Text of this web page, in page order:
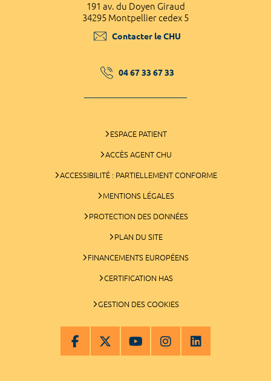
191 av. du Doyen Giraud
34295 Montpellier cedex 5
Contacter le CHU
04 67 33 67 33
ESPACE PATIENT
ACCÈS AGENT CHU
ACCESSIBILITÉ : PARTIELLEMENT CONFORME
MENTIONS LÉGALES
PROTECTION DES DONNÉES
PLAN DU SITE
FINANCEMENTS EUROPÉENS
CERTIFICATION HAS
GESTION DES COOKIES